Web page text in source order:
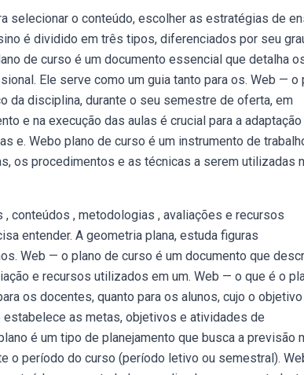
o conteúdo, escolher as estratégias de
é dividido em três tipos, diferenciados por seu
de curso é um documento essencial que detalha
Ele serve como um guia tanto para os. Web — o
da disciplina, durante o seu semestre de oferta, em
e na execução das aulas é crucial para a adaptação
e. Webo plano de curso é um instrumento de
os procedimentos e as técnicas a serem utilizadas
conteúdos , metodologias , avaliações e recursos
entender. A geometria plana, estuda figuras
Web — o plano de curso é um documento que
e recursos utilizados em um. Web — o que é o
os docentes, quanto para os alunos, cujo o
estabelece as metas, objetivos e atividades de
é um tipo de planejamento que busca a previsão
o período do curso (período letivo ou semestral).